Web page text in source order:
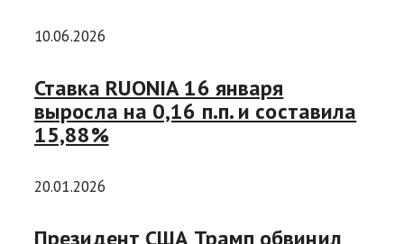
10.06.2026
Ставка RUONIA 16 января
выросла на 0,16 п.п. и составила
15,88%
20.01.2026
Президент США Трамп обвинил